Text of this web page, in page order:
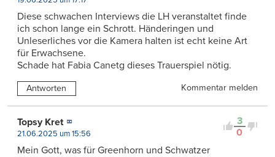
Diese schwachen Interviews die LH veranstaltet finde
ich schon lange ein Schrott. Händeringen und
Unleserliches vor die Kamera halten ist echt keine Art
für Erwachsene.
Schade hat Fabia Canetg dieses Trauerspiel nötig.
Antworten Kommentar melden
3
0
Topsy Kret
21.06.2025 um 15:56
Mein Gott, was für Greenhorn und Schwatzer